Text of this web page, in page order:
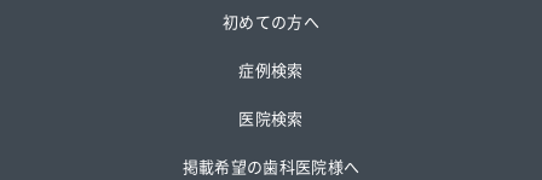
初めての方へ
症例検索
医院検索
掲載希望の歯科医院様へ